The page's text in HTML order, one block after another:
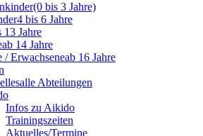
(0 bis 3 Jahre)
4 bis 6 Jahre
13 Jahre
ab 14 Jahre
/ Erwachseneab 16 Jahre
alle Abteilungen
Infos zu Aikido
Trainingszeiten
Aktuelles/Termine